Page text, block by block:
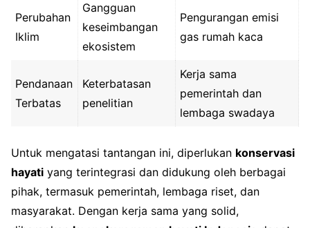
Perubahan
Iklim
Gangguan
keseimbangan
ekosistem
Pengurangan emisi
gas rumah kaca
Pendanaan
Terbatas
Keterbatasan
penelitian
Kerja sama
pemerintah dan
lembaga swadaya
Untuk mengatasi tantangan ini, diperlukan konservasi
hayati yang terintegrasi dan didukung oleh berbagai
pihak, termasuk pemerintah, lembaga riset, dan
masyarakat. Dengan kerja sama yang solid,